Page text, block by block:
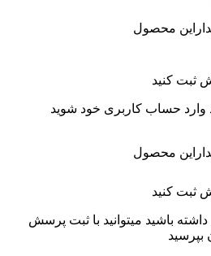
محصول
ثبت کنید
وارد حساب کاربری خود شوید
محصول
ثبت کنید
باشید میتوانید با ثبت پرسش
بپرسید